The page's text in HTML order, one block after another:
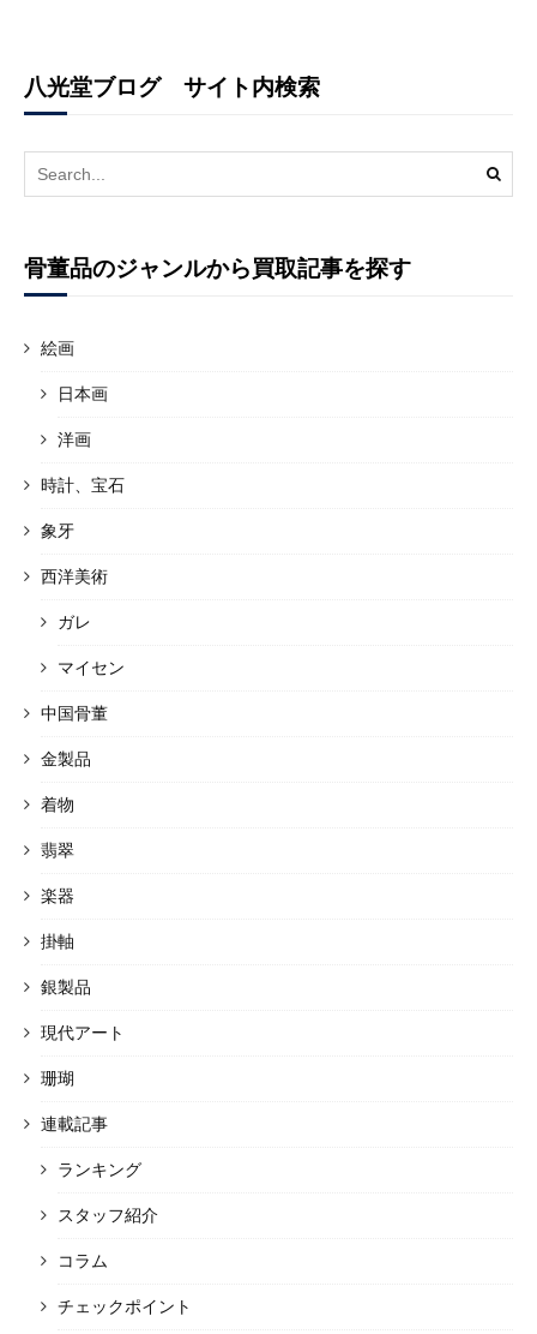
八光堂ブログ サイト内検索
Search
for:
骨董品のジャンルから買取記事を探す
絵画
日本画
洋画
時計、宝石
象牙
西洋美術
ガレ
マイセン
中国骨董
金製品
着物
翡翠
楽器
掛軸
銀製品
現代アート
珊瑚
連載記事
ランキング
スタッフ紹介
コラム
チェックポイント